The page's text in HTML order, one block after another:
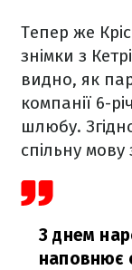
Тепер же
знімки з
видно, як
компанії 6-
шлюбу.
спільну
З днем
наповнює